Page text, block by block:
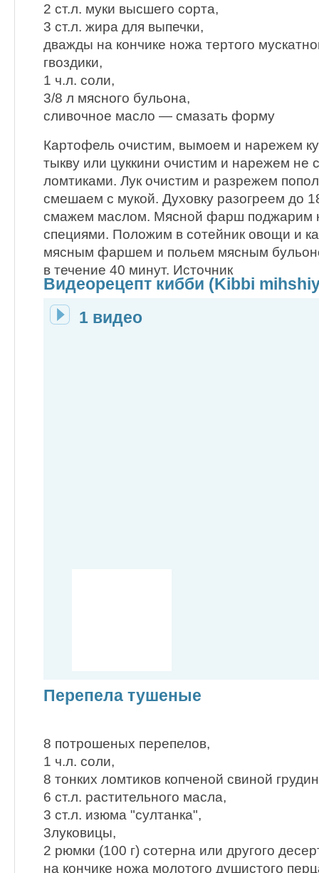
2 ст.л. муки высшего сорта,
3 ст.л. жира для выпечки,
дважды на кончике ножа тертого
гвоздики,
1 ч.л. соли,
3/8 л мясного бульона,
сливочное масло — смазать форму
Картофель очистим, вымоем и нарежем
тыкву или цуккини очистим и нарежем не
ломтиками. Лук очистим и разрежем
смешаем с мукой. Духовку разогреем до
смажем маслом. Мясной фарш поджарим
специями. Положим в сотейник овощи и
мясным фаршем и польем мясным
в течение 40 минут. Источник
Видеорецепт кибби (Kibbi
1 видео
Перепела тушеные
8 потрошеных перепелов,
1 ч.л. соли,
8 тонких ломтиков копченой свиной
6 ст.л. растительного масла,
3 ст.л. изюма "султанка",
3луковицы,
2 рюмки (100 г) сотерна или другого
на кончике ножа молотого душистого